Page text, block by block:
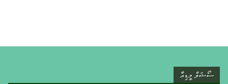
ސޯޝަލް މީޑިއާ